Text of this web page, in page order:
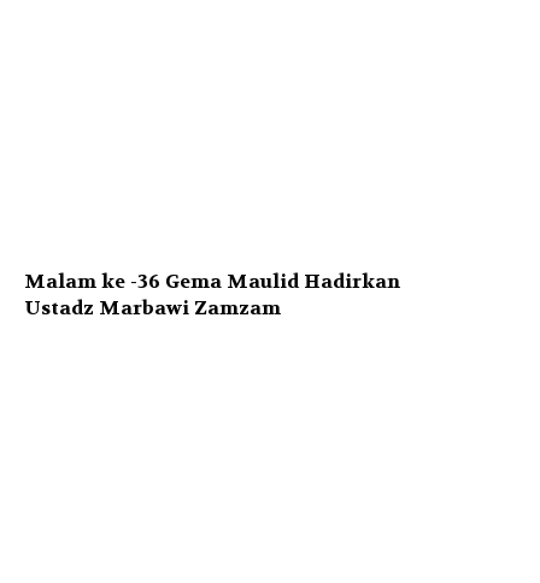
Malam ke -36 Gema Maulid Hadirkan
Ustadz Marbawi Zamzam